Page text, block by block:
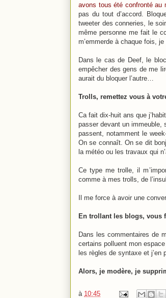
avons tous été confronté au
pas du tout d’accord.
tweeter des conneries, le
même personne me fait le
m’emmerde à chaque fois,
Dans le cas de Deef, le
empêcher des gens de me
aurait du bloquer l’autre…
Trolls, remettez vous à
Ca fait dix-huit ans que
passer devant un immeuble,
passent, notamment le
On se connaît. On se dit
la météo ou les travaux qui
Ce type me trolle, il
comme à mes trolls, de
Il me force à avoir une
En trollant les blogs, vous
Dans les commentaires de
certains polluent mon
les règles de syntaxe et j’en
Alors, je modère, je
à 10:45